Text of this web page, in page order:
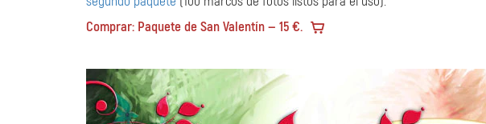
Comprar: Paquete de San Valentín — 15 €.